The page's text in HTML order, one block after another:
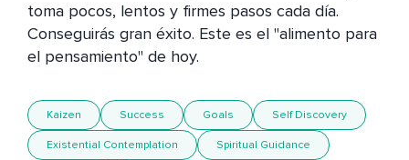
toma pocos, lentos y firmes pasos cada día.
Conseguirás gran éxito. Este es el "alimento para
el pensamiento" de hoy.
Kaizen Success Goals Self Discovery
Existential Contemplation Spiritual Guidance